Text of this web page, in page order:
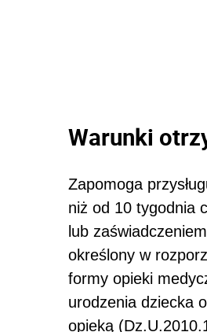
Warunki
Zapomoga
niż od 10 tygodnia
lub
określony w
formy opieki
urodzenia dziecka
opieką